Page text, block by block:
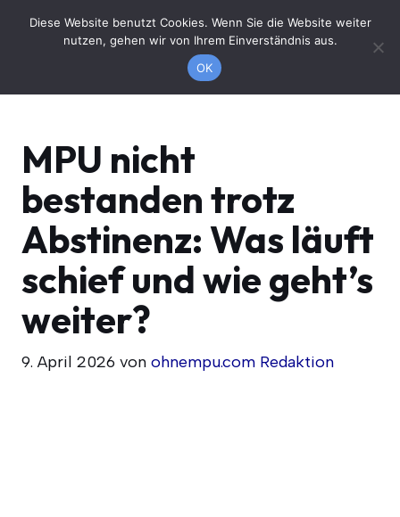
Jetzt anrufen
MPU nicht
bestanden trotz
Abstinenz: Was läuft
schief und wie geht’s
weiter?
9. April 2026 von ohnempu.com Redaktion
Diese Website benutzt Cookies. Wenn Sie die Website weiter
nutzen, gehen wir von Ihrem Einverständnis aus.
OK